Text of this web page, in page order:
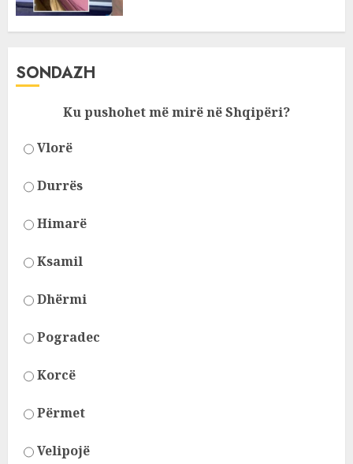
SONDAZH
Ku pushohet më mirë në Shqipëri?
Vlorë
Durrës
Himarë
Ksamil
Dhërmi
Pogradec
Korcë
Përmet
Velipojë